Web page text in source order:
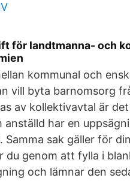
för landtmanna- och
kommunal och
vill byta barnomsorg
av kollektivavtal är
anställd har en
Samma sak gäller för
du genom att fylla i
och lämnar den